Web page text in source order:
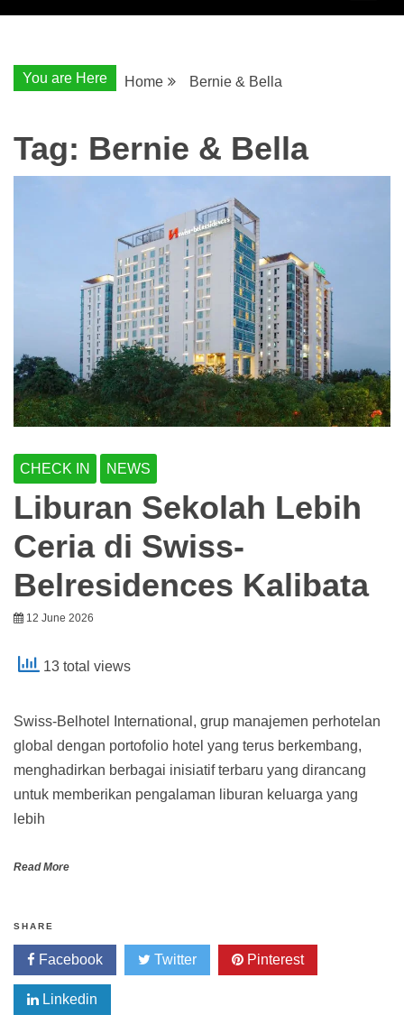
You are Here Home Bernie & Bella
Tag: Bernie & Bella
CHECK IN NEWS
Liburan Sekolah Lebih
Ceria di Swiss-
Belresidences Kalibata
12 June 2026
13 total views
Swiss-Belhotel International, grup manajemen perhotelan
global dengan portofolio hotel yang terus berkembang,
menghadirkan berbagai inisiatif terbaru yang dirancang
untuk memberikan pengalaman liburan keluarga yang
lebih
Read More
SHARE
Facebook Twitter Pinterest
Linkedin